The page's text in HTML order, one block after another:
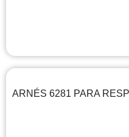
ARNÉS 6281 PARA